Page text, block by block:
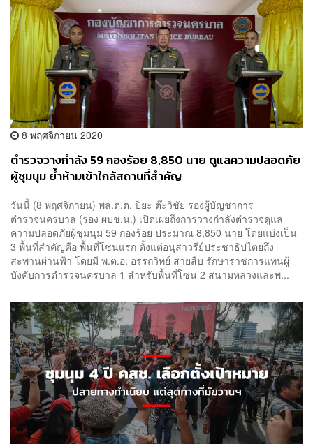
8 พฤศจิกายน 2020
ตำรวจวางกำลัง 59 กองร้อย 8,850 นาย ดูแลความปลอดภัย
ผู้ชุมนุม ย้ำห้ามเข้าใกล้สถานที่สำคัญ
วันนี้ (8 พฤศจิกายน) พล.ต.ต. ปิยะ ต๊ะวิชัย รองผู้บัญชาการ
ตำรวจนครบาล (รอง ผบช.น.) เปิดเผยถึงการวางกำลังตำรวจดูแล
ความปลอดภัยผู้ชุมนุม 59 กองร้อย ประมาณ 8,850 นาย โดยแบ่งเป็น
3 พื้นที่สำคัญคือ พื้นที่โซนแรก ตั้งแต่อนุสาวรีย์ประชาธิปไตยถึง
สะพานผ่านฟ้า โดยมี พ.ต.อ. อรรถวิทย์ สายสืบ รักษาราชการแทนผู้
บังคับการตำรวจนครบาล 1 สำหรับพื้นที่โซน 2 สนามหลวงและพ...